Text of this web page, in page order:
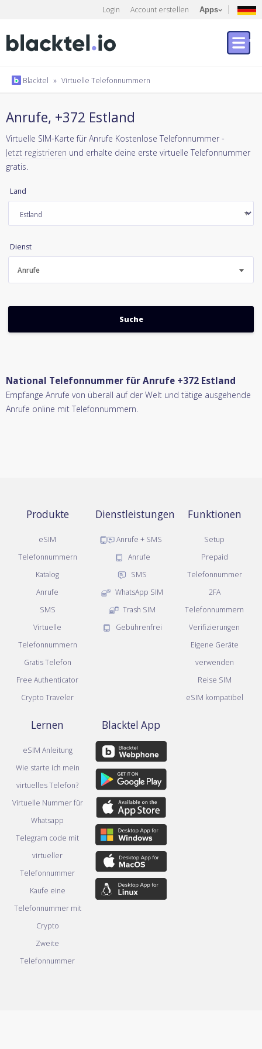
Login Account erstellen Apps
Blacktel » Virtuelle Telefonnummern
Anrufe, +372 Estland
Virtuelle SIM-Karte für Anrufe Kostenlose Telefonnummer -
Jetzt registrieren und erhalte deine erste virtuelle Telefonnummer
gratis.
Land
Dienst
Anrufe
National Telefonnummer für Anrufe +372 Estland
Empfange Anrufe von überall auf der Welt und tätige ausgehende
Anrufe online mit Telefonnummern.
Produkte
eSIM
Telefonnummern
Katalog
Anrufe
SMS
Virtuelle
Telefonnummern
Gratis Telefon
Free Authenticator
Crypto Traveler
Dienstleistungen
Anrufe + SMS
Anrufe
SMS
WhatsApp SIM
Trash SIM
Gebührenfrei
Funktionen
Setup
Prepaid
Telefonnummer
2FA
Telefonnummern
Verifizierungen
Eigene Geräte
verwenden
Reise SIM
eSIM kompatibel
Lernen
eSIM Anleitung
Wie starte ich mein
virtuelles Telefon?
Virtuelle Nummer für
Whatsapp
Telegram code mit
virtueller
Telefonnummer
Kaufe eine
Telefonnummer mit
Crypto
Zweite
Telefonnummer
Blacktel App